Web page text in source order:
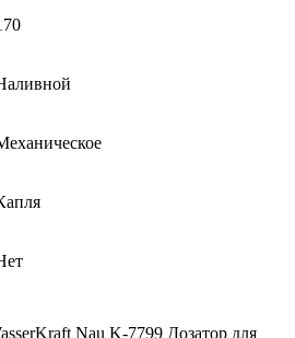
Nau K-7799 Дозатор для